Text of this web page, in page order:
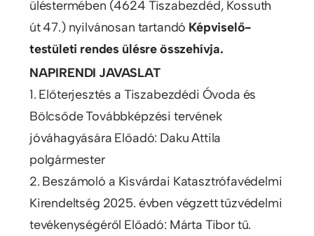
üléstermében (4624 Tiszabezdéd, Kossuth
út 47.) nyilvánosan tartandó Képviselő-
testületi rendes ülésre összehívja.
NAPIRENDI JAVASLAT
1. Előterjesztés a Tiszabezdédi Óvoda és
Bölcsőde Továbbképzési tervének
jóváhagyására Előadó: Daku Attila
polgármester
2. Beszámoló a Kisvárdai Katasztrófavédelmi
Kirendeltség 2025. évben végzett tűzvédelmi
tevékenységéről Előadó: Márta Tibor tű.